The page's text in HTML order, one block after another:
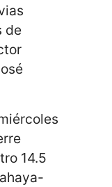
de
14.5